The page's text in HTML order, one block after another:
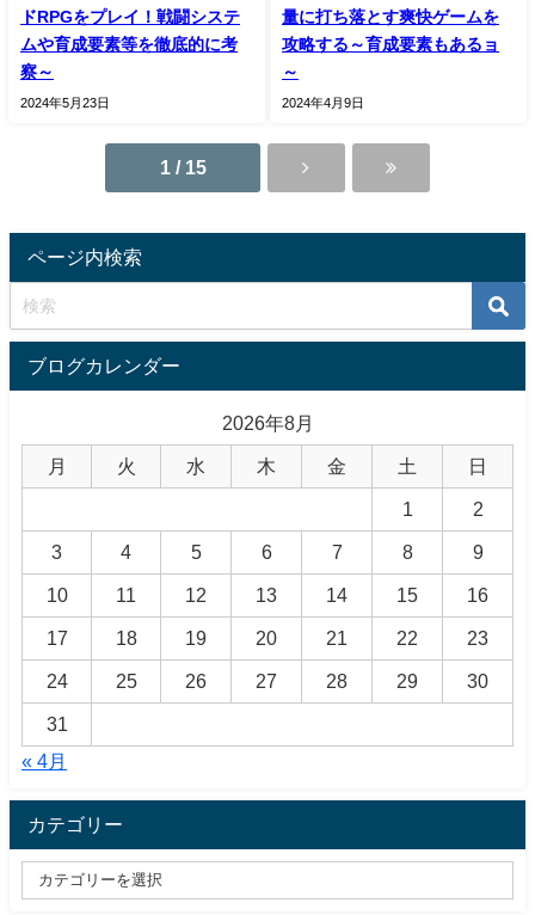
ドRPGをプレイ！戦闘システ
ムや育成要素等を徹底的に考
察～
2024年5月23日
量に打ち落とす爽快ゲームを
攻略する～育成要素もあるョ
～
2024年4月9日
1 / 15
ページ内検索
ブログカレンダー
2026年8月
月 火 水 木 金 土 日
1 2
3 4 5 6 7 8 9
10 11 12 13 14 15 16
17 18 19 20 21 22 23
24 25 26 27 28 29 30
31
« 4月
カテゴリー